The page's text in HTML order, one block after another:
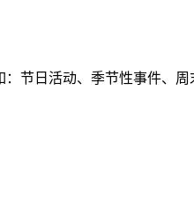
节日活动、季节性事件、周